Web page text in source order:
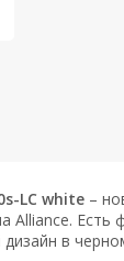
LC white –
в